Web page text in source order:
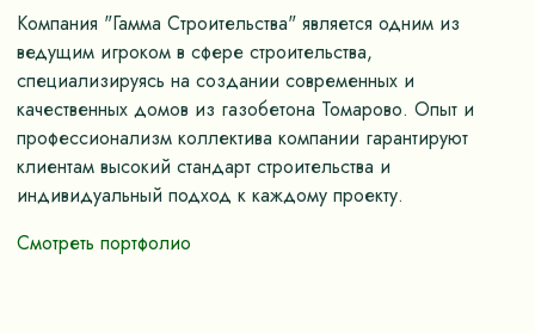
Компания "Гамма Строительства" является одним из
ведущим игроком в сфере строительства,
специализируясь на создании современных и
качественных домов из газобетона Томарово. Опыт и
профессионализм коллектива компании гарантируют
клиентам высокий стандарт строительства и
индивидуальный подход к каждому проекту.
Смотреть портфолио